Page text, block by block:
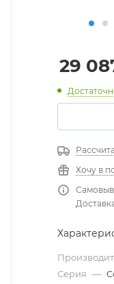
29
Хочу в
Серия —